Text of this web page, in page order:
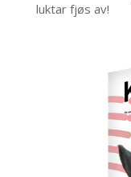
luktar fjøs av!